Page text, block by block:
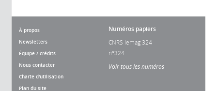
À propos
Newsletters
Équipe / crédits
Nous contacter
Charte d'utilisation
Plan du site
Numéros papiers
CNRS lemag 324
n°324
Voir tous les numéros